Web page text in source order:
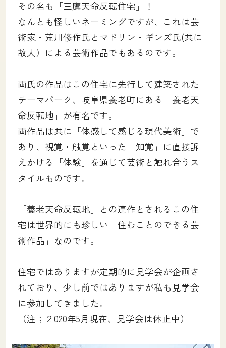
カスタマーハラスメントポリシー
その名も「三鷹天命反転住宅」！
なんとも怪しいネーミングですが、これは芸
術家・荒川修作氏とマドリン・ギンズ氏(共に
故人）による芸術作品でもあるのです。
両氏の作品はこの住宅に先行して建築された
テーマパーク、岐阜県養老町にある「養老天
命反転地」が有名です。
両作品は共に「体感して感じる現代美術」で
あり、視覚・触覚といった「知覚」に直接訴
えかける「体験」を通じて芸術と触れ合うス
タイルものです。
「養老天命反転地」との連作とされるこの住
宅は世界的にも珍しい「住むことのできる芸
術作品」なのです。
住宅ではありますが定期的に見学会が企画さ
れており、少し前ではありますが私も見学会
に参加してきました。
（注；２020年5月現在、見学会は休止中）